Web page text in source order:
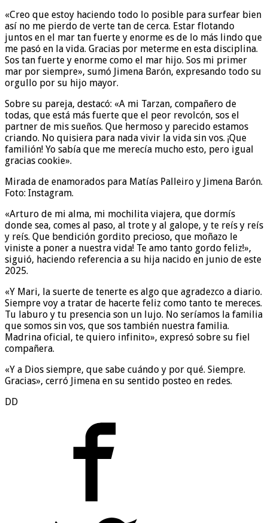
«Creo que estoy haciendo todo lo posible para surfear bien
así no me pierdo de verte tan de cerca. Estar flotando
juntos en el mar tan fuerte y enorme es de lo más lindo que
me pasó en la vida. Gracias por meterme en esta disciplina.
Sos tan fuerte y enorme como el mar hijo. Sos mi primer
mar por siempre», sumó Jimena Barón, expresando todo su
orgullo por su hijo mayor.
Sobre su pareja, destacó: «A mi Tarzan, compañero de
todas, que está más fuerte que el peor revolcón, sos el
partner de mis sueños. Que hermoso y parecido estamos
criando. No quisiera para nada vivir la vida sin vos. ¡Que
familión! Yo sabía que me merecía mucho esto, pero igual
gracias cookie».
Mirada de enamorados para Matías Palleiro y Jimena Barón.
Foto: Instagram.
«Arturo de mi alma, mi mochilita viajera, que dormís
donde sea, comes al paso, al trote y al galope, y te reís y reís
y reís. Que bendición gordito precioso, que moñazo le
viniste a poner a nuestra vida! Te amo tanto gordo feliz!»,
siguió, haciendo referencia a su hija nacido en junio de este
2025.
«Y Mari, la suerte de tenerte es algo que agradezco a diario.
Siempre voy a tratar de hacerte feliz como tanto te mereces.
Tu laburo y tu presencia son un lujo. No seríamos la familia
que somos sin vos, que sos también nuestra familia.
Madrina oficial, te quiero infinito», expresó sobre su fiel
compañera.
«Y a Dios siempre, que sabe cuándo y por qué. Siempre.
Gracias», cerró Jimena en su sentido posteo en redes.
DD